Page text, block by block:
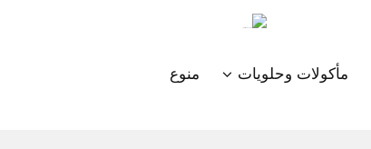
مأكولات وحلويات منوع